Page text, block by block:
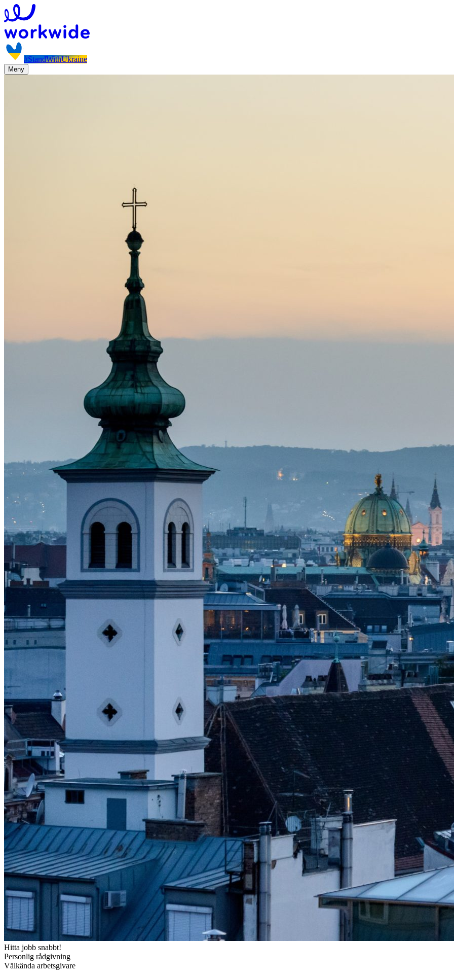
#StandWithUkraine
Meny
Hitta jobb snabbt!
Personlig rådgivning
Välkända arbetsgivare